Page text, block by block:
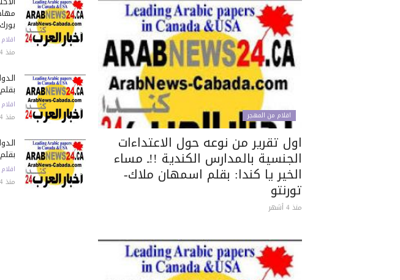
اقلام من المهجر
اول تقرير من نوعه حول الاعتداءات
الجنسية بالمدارس الكندية !!ـ مساء
الخير يا كندا: بقلم اسمهان ملاك-
تورنتو
منذ 4 أشهر
يورك
منذ 4 أشهر
منذ 4 أشهر
منذ 4 أشهر